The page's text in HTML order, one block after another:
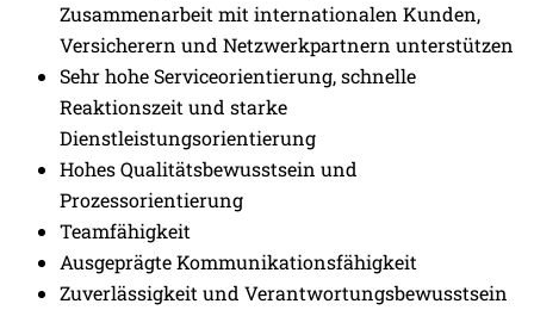
Zusammenarbeit mit internationalen Kunden,
Versicherern und Netzwerkpartnern unterstützen
Sehr hohe Serviceorientierung, schnelle
Reaktionszeit und starke
Dienstleistungsorientierung
Hohes Qualitätsbewusstsein und
Prozessorientierung
Teamfähigkeit
Ausgeprägte Kommunikationsfähigkeit
Zuverlässigkeit und Verantwortungsbewusstsein